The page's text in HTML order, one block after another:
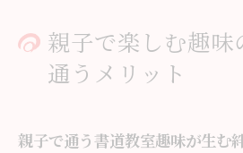
親子で楽しむ趣味
通うメリット
親子で通う書道教室趣味が生む